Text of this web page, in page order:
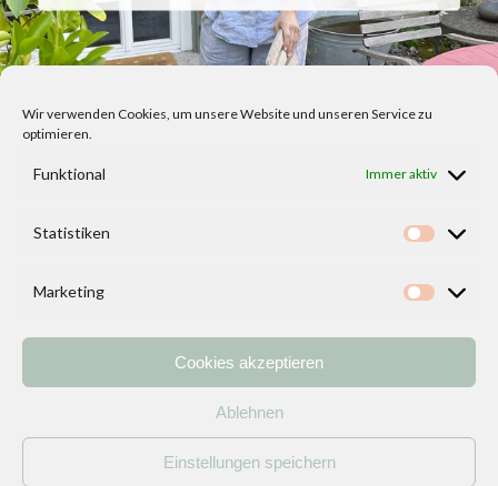
Wir verwenden Cookies, um unsere Website und unseren Service zu
optimieren.
Funktional Immer aktiv
Statistiken
Marketing
Cookies akzeptieren
Ablehnen
Einstellungen speichern
Kontakt
Impressum/ Datenschutzerklärung